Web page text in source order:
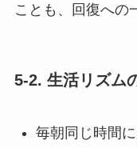
ことも、回復への
5-2. 生活リズム
毎朝同じ時間